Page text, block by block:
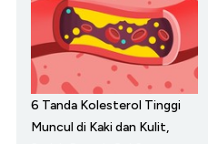
6 Tanda Kolesterol Tinggi
Muncul di Kaki dan Kulit,